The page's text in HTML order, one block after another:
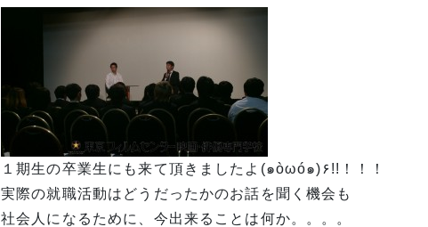
１期生の卒業生にも来て頂きましたよ(๑òωó๑)۶!!！！！
実際の就職活動はどうだったかのお話を聞く機会も
社会人になるために、今出来ることは何か。。。。